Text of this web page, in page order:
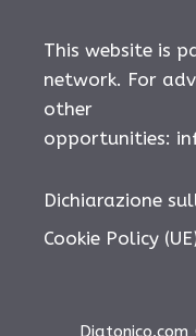
This website is
network. For
other
opportunities:
Dichiarazione
Cookie Policy